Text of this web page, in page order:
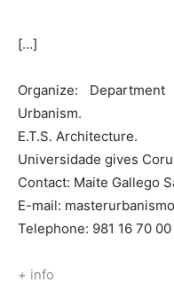
[…]
Organize:
Urbanism.
E.T.S. Architecture.
Universidade gives
Contact: Maite Gallego
E-mail:
Telephone: 981 16 70
+ info